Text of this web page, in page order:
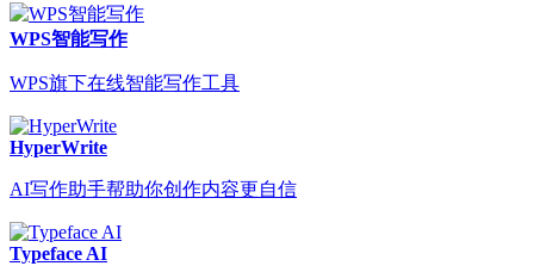
WPS智能写作
WPS旗下在线智能写作工具
HyperWrite
AI写作助手帮助你创作内容更自信
Typeface AI